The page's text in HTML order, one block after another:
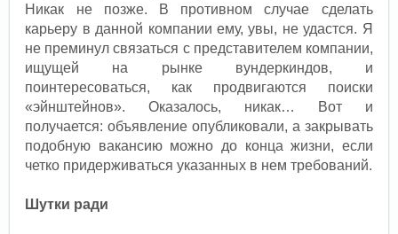
Никак не позже. В противном случае сделать
карьеру в данной компании ему, увы, не удастся. Я
не преминул связаться с представителем компании,
ищущей на рынке вундеркиндов, и
поинтересоваться, как продвигаются поиски
«эйнштейнов». Оказалось, никак… Вот и
получается: объявление опубликовали, а закрывать
подобную вакансию можно до конца жизни, если
четко придерживаться указанных в нем требований.
Шутки ради